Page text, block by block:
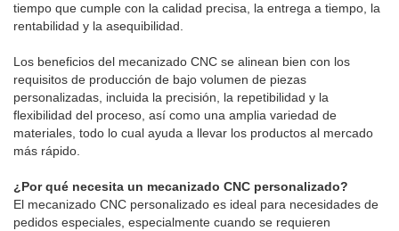
tiempo que cumple con la calidad precisa, la entrega a tiempo, la
rentabilidad y la asequibilidad.
Los beneficios del mecanizado CNC se alinean bien con los
requisitos de producción de bajo volumen de piezas
personalizadas, incluida la precisión, la repetibilidad y la
flexibilidad del proceso, así como una amplia variedad de
materiales, todo lo cual ayuda a llevar los productos al mercado
más rápido.
¿Por qué necesita un mecanizado CNC personalizado?
El mecanizado CNC personalizado es ideal para necesidades de
pedidos especiales, especialmente cuando se requieren